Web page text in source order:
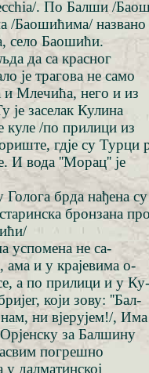
. По Балши /
/Баошићима/ названо
село Баошићи.
да са красног
је трагова не само
Млечића, него и из
је заселак Кулина
куле /по прилици из
гдје су Турци
И вода ''Морац'' је
брда нађена су
бронзана
успомена не са-
и у крајевима о-
а по прилици и у Ку-
који зову: ''Бал-
ни вјерујем!/, Има
за Балшину
погрешно
у далматинској